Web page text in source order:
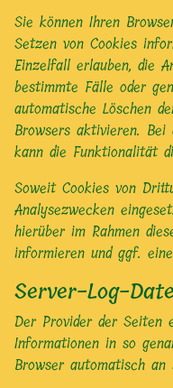
Sie können Ihren
Setzen von Cookies
Einzelfall erlauben, die
bestimmte Fälle oder
automatische Löschen
Browsers aktivieren.
kann die Funktionalität
Soweit Cookies von
Analysezwecken
hierüber im Rahmen
informieren und ggf.
Server-Log-
Der Provider der Seiten
Informationen in so
Browser automatisch